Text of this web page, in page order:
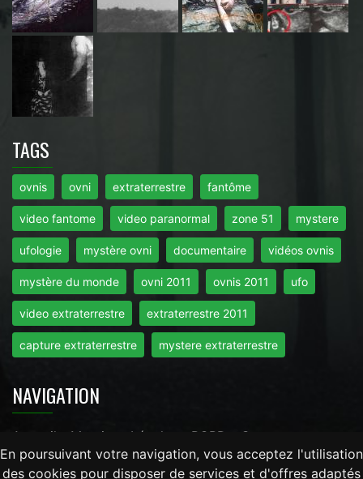
En poursuivant votre navigation, vous acceptez l'utilisation
des cookies pour disposer de services et d'offres adaptés
TAGS
ovnis ovni extraterrestre fantôme
video fantome video paranormal zone 51 mystere
ufologie mystère ovni documentaire vidéos ovnis
mystère du monde ovni 2011 ovnis 2011 ufo
video extraterrestre extraterrestre 2011
capture extraterrestre mystere extraterrestre
NAVIGATION
Accueil Mentions Légales RGPD Contact